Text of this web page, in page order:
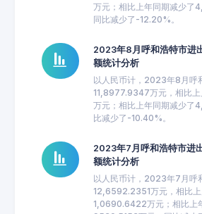
万元；相比上年同期减少了
同比减少了-12.20%。
2023年8月呼和浩特市进
额统计分析
以人民币计，2023年8月呼
11,8977.9347万元，相比
万元；相比上年同期减少了
比减少了-10.40%。
2023年7月呼和浩特市进
额统计分析
以人民币计，2023年7月呼
12,6592.2351万元，相比上
1,0690.6422万元；相比上